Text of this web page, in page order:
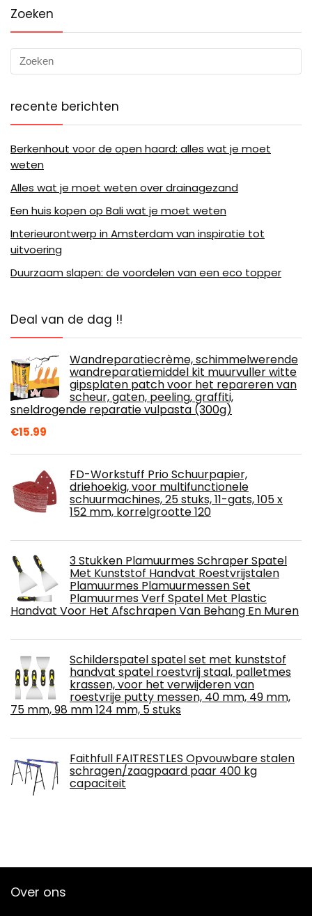
Zoeken
recente berichten
Berkenhout voor de open haard: alles wat je moet
weten
Alles wat je moet weten over drainagezand
Een huis kopen op Bali wat je moet weten
Interieurontwerp in Amsterdam van inspiratie tot
uitvoering
Duurzaam slapen: de voordelen van een eco topper
Deal van de dag !!
Wandreparatiecrème, schimmelwerende
wandreparatiemiddel kit muurvuller witte
gipsplaten patch voor het repareren van
scheur, gaten, peeling, graffiti,
sneldrogende reparatie vulpasta (300g)
€15.99
FD-Workstuff Prio Schuurpapier,
driehoekig, voor multifunctionele
schuurmachines, 25 stuks, 11-gats, 105 x
152 mm, korrelgrootte 120
3 Stukken Plamuurmes Schraper Spatel
Met Kunststof Handvat Roestvrijstalen
Plamuurmes Plamuurmessen Set
Plamuurmes Verf Spatel Met Plastic
Handvat Voor Het Afschrapen Van Behang En Muren
Schilderspatel spatel set met kunststof
handvat spatel roestvrij staal, palletmes
krassen, voor het verwijderen van
roestvrije putty messen, 40 mm, 49 mm,
75 mm, 98 mm 124 mm, 5 stuks
Faithfull FAITRESTLES Opvouwbare stalen
schragen/zaagpaard paar 400 kg
capaciteit
Over ons